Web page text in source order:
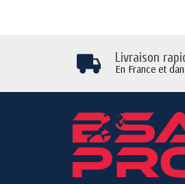
Livraison
En France et